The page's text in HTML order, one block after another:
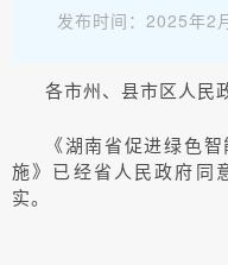
发布时间：2025年2
各市州、县市区人民
《湖南省促进绿色
施》已经省人民政府同
实。